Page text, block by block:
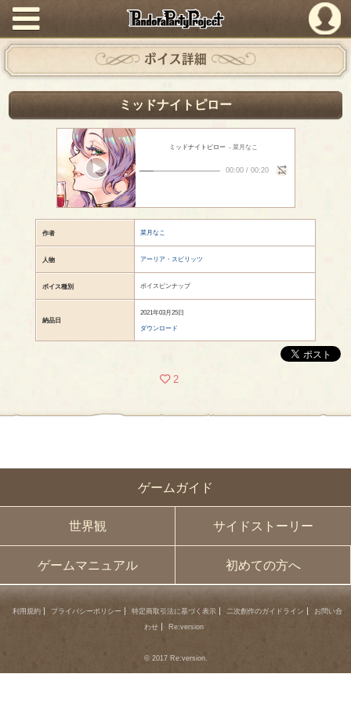
PandoraPartyProject
ゲームガイド
世界観 サイドストーリー
ゲームマニュアル 初めての方へ
ボイス詳細
ミッドナイトピロー
ミッドナイトピロー - 菜月なこ
00:00/ 00:20
作者 菜月なこ
人物 アーリア・スピリッツ
ボイス種別 ボイスピンナップ
納品日
2021年03月25日
ダウンロード
2
利用規約 プライバシーポリシー 特定商取引法に基づく表示 二次創作のガイドライン
お問い合
わせ
Re:version
© 2017 Re:version.